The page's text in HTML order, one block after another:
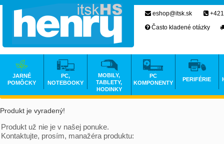
Produkt je vyradený!
Produkt už nie je v našej ponuke.
Kontaktujte, prosím, manažéra produktu:
eshop@itsk.sk
Často kladené otázky
JARNÉ
POMÔCKY
PC,
NOTEBOOKY
MOBILY,
TABLETY,
HODINKY
PC
KOMPONENTY
PERIFÉRIE